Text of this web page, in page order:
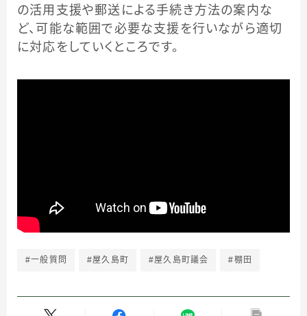
の活用支援や郵送による手続き方法の案内な
ど、可能な範囲で必要な支援を行いながら適切
に対応をしていくところです。
#一般質問 #屋久島町 #屋久島町議会 #棚田